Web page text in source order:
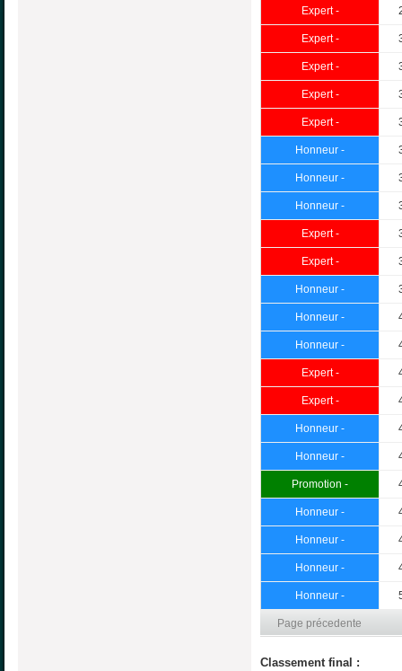
Expert -
Expert -
Expert -
Expert -
Expert -
Honneur -
Honneur -
Honneur -
Expert -
Expert -
Honneur -
Honneur -
Honneur -
Expert -
Expert -
Honneur -
Honneur -
Promotion -
Honneur -
Honneur -
Honneur -
Honneur -
Page précedente
Classement final :